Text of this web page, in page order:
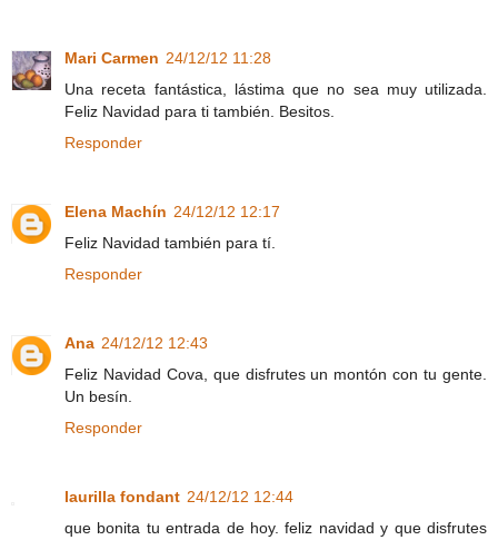
Mari Carmen 24/12/12 11:28
Una receta fantástica, lástima que no sea muy utilizada.
Feliz Navidad para ti también. Besitos.
Responder
Elena Machín 24/12/12 12:17
Feliz Navidad también para tí.
Responder
Ana 24/12/12 12:43
Feliz Navidad Cova, que disfrutes un montón con tu gente.
Un besín.
Responder
laurilla fondant 24/12/12 12:44
que bonita tu entrada de hoy. feliz navidad y que disfrutes